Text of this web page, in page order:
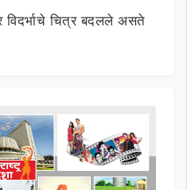
चित्र बदलले असते